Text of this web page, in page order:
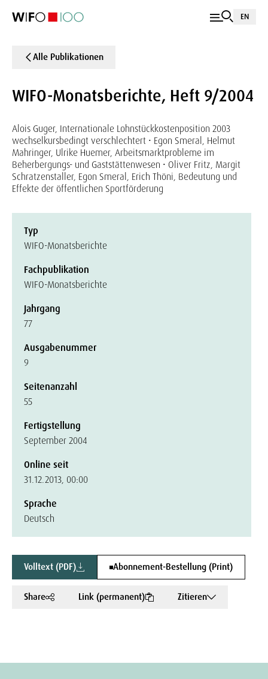
EN
Alle Publikationen
WIFO-Monatsberichte, Heft 9/2004
Alois Guger, Internationale Lohnstückkostenposition 2003
wechselkursbedingt verschlechtert • Egon Smeral, Helmut
Mahringer, Ulrike Huemer, Arbeitsmarktprobleme im
Beherbergungs- und Gaststättenwesen • Oliver Fritz, Margit
Schratzenstaller, Egon Smeral, Erich Thöni, Bedeutung und
Effekte der öffentlichen Sportförderung
Typ
WIFO-Monatsberichte
Fachpublikation
WIFO-Monatsberichte
Jahrgang
77
Ausgabenummer
9
Seitenanzahl
55
Fertigstellung
September 2004
Online seit
31.12.2013, 00:00
Sprache
Deutsch
Volltext (PDF) Abonnement-Bestellung (Print)
Share Link (permanent) Zitieren